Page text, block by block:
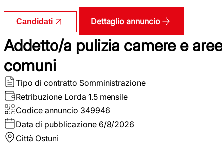
Candidati Dettaglio annuncio
Addetto/a pulizia camere e aree
comuni
Tipo di contratto Somministrazione
Retribuzione Lorda 1.5 mensile
Codice annuncio 349946
Data di pubblicazione 6/8/2026
Città Ostuni